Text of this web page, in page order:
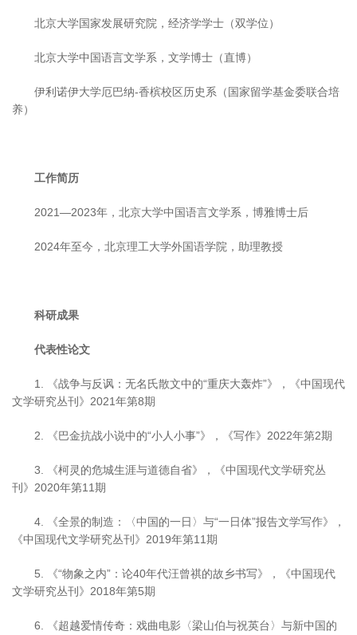
北京大学国家发展研究院，经济学学士（双学位）
北京大学中国语言文学系，文学博士（直博）
伊利诺伊大学厄巴纳-香槟校区历史系（国家留学基金委联合培
养）
工作简历
2021—2023年，北京大学中国语言文学系，博雅博士后
2024年至今，北京理工大学外国语学院，助理教授
科研成果
代表性论文
1. 《战争与反讽：无名氏散文中的“重庆大轰炸”》，《中国现代
文学研究丛刊》2021年第8期
2. 《巴金抗战小说中的“小人小事”》，《写作》2022年第2期
3. 《柯灵的危城生涯与道德自省》，《中国现代文学研究丛
刊》2020年第11期
4. 《全景的制造：〈中国的一日〉与“一日体”报告文学写作》，
《中国现代文学研究丛刊》2019年第11期
5. 《“物象之内”：论40年代汪曾祺的故乡书写》，《中国现代
文学研究丛刊》2018年第5期
6. 《超越爱情传奇：戏曲电影〈梁山伯与祝英台〉与新中国的